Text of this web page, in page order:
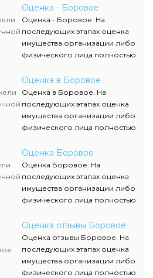
Оценка - Боровое
Оценка - Боровое. На
последующих этапах оценка
имущества организации либо
физического лица полностью
служащих, тогда как участие
клиента ограничивается
объяснением отдельных
вопросов и предоставлением
недостающей документации.
Оценка в Боровое
Оценка в Боровое. На
последующих этапах оценка
имущества организации либо
физического лица полностью
служащих, тогда как участие
клиента ограничивается
объяснением отдельных
вопросов и предоставлением
недостающей документации.
Оценка Боровое
Оценка Боровое. На
последующих этапах оценка
имущества организации либо
физического лица полностью
служащих, тогда как участие
клиента ограничивается
объяснением отдельных
вопросов и предоставлением
недостающей документации.
Оценка отзывы Боровое
Оценка отзывы Боровое. На
последующих этапах оценка
имущества организации либо
физического лица полностью